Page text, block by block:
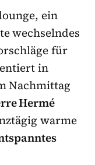
ein
wechselndes
für
in
Nachmittag
Hermé
warme